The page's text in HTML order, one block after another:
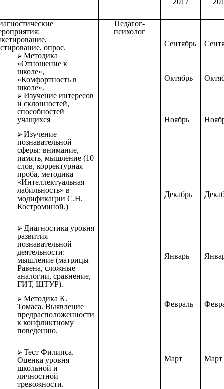
опрос.
Методика
«Отношение к
школе»,
«Комфортность в
школе».
Изучение интересов
и склонностей,
способностей
учащихся
Изучение
познавательной
сферы: внимание,
память, мышление (10
слов, корректурная
проба, методика
«Интеллектуальная
лабильность» в
модификации С.Н.
Костроминой.)
Диагностика уровня
развития
познавательной
деятельности:
мышление (матрицы
Равена, сложные
аналогии, сравнение,
ГИТ, ШТУР).
Методика К.
Томаса. Выявление
предрасположенности
к конфликтному
поведению.
Тест Филипса.
Оценка уровня
школьной и
личностной
тревожности.
Педагог-
психолог
Сентябрь
Октябрь
Ноябрь
Декабрь
Январь
Февраль
Март Март